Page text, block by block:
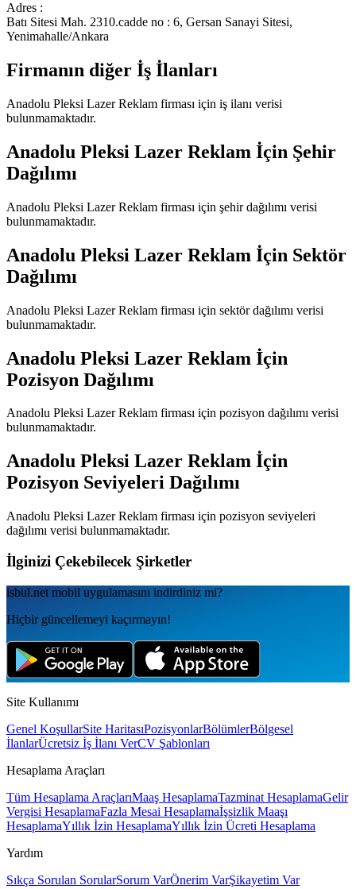
Adres :
Batı Sitesi Mah. 2310.cadde no : 6, Gersan Sanayi Sitesi,
Yenimahalle/Ankara
Firmanın diğer İş İlanları
Anadolu Pleksi Lazer Reklam firması için iş ilanı verisi
bulunmamaktadır.
Anadolu Pleksi Lazer Reklam İçin Şehir
Dağılımı
Anadolu Pleksi Lazer Reklam firması için şehir dağılımı verisi
bulunmamaktadır.
Anadolu Pleksi Lazer Reklam İçin Sektör
Dağılımı
Anadolu Pleksi Lazer Reklam firması için sektör dağılımı verisi
bulunmamaktadır.
Anadolu Pleksi Lazer Reklam İçin
Pozisyon Dağılımı
Anadolu Pleksi Lazer Reklam firması için pozisyon dağılımı verisi
bulunmamaktadır.
Anadolu Pleksi Lazer Reklam İçin
Pozisyon Seviyeleri Dağılımı
Anadolu Pleksi Lazer Reklam firması için pozisyon seviyeleri
dağılımı verisi bulunmamaktadır.
İlginizi Çekebilecek Şirketler
isbul.net mobil uygulamаsını indirdiniz mi?
Hiçbir güncellemeyi kaçırmayın!
Site Kullanımı
Genel KoşullarSite HaritasıPozisyonlarBölümlerBölgesel
İlanlarÜcretsiz İş İlanı VerCV Şablonları
Hesaplama Araçları
Tüm Hesaplama AraçlarıMaaş HesaplamaTazminat HesaplamaGelir
Vergisi HesaplamaFazla Mesai Hesaplamaİşsizlik Maaşı
HesaplamaYıllık İzin HesaplamaYıllık İzin Ücreti Hesaplama
Yardım
Sıkça Sorulan SorularSorum VarÖnerim VarŞikayetim Var